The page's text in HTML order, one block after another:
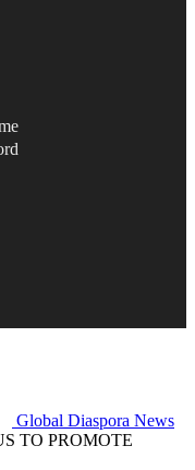
Global Diaspora News
TO PROMOTE